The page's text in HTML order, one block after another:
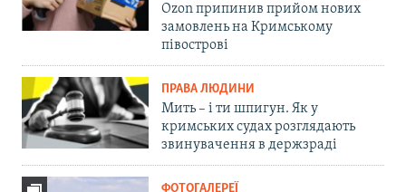
Ozon припинив прийом нових
замовлень на Кримському
півострові
ПРАВА ЛЮДИНИ
Мить – і ти шпигун. Як у
кримських судах розглядають
звинувачення в держзраді
ФОТОГАЛЕРЕЇ